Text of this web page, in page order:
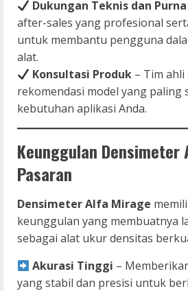
Dukungan Teknis dan Purna
after-sales yang profesional
untuk membantu pengguna
alat.
Konsultasi Produk – Tim
rekomendasi model yang paling
kebutuhan aplikasi Anda.
Keunggulan
Pasaran
Densimeter Alfa Mirage
keunggulan yang membuatnya
sebagai alat ukur densitas
Akurasi Tinggi –
yang stabil dan presisi untuk